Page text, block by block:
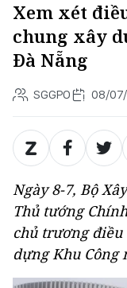
Xem xét
chung xây
Đà Nẵng
SGGPO 08/07/
Ngày 8-7, Bộ
Thủ tướng
chủ trương điều
dựng Khu Công